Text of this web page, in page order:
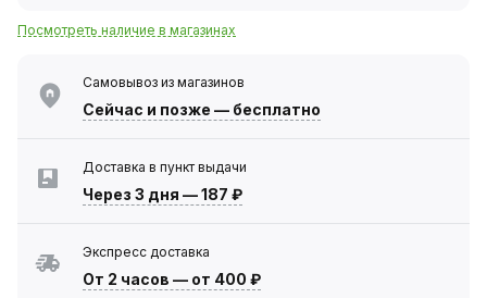
Посмотреть наличие в магазинах
Самовывоз из магазинов
Сейчас и позже — бесплатно
Доставка в пункт выдачи
Через 3 дня —187 ₽
Экспресс доставка
От 2 часов — от 400 ₽